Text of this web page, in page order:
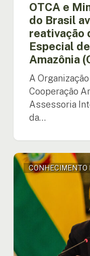
Amazônia
(CEEDA)
OTCA e
do Brasil
reativação
Especial
Amazônia
A
Cooperação
Assessoria
da…
“Sem
ciência
não
estratégia,
CONHECIMENTO